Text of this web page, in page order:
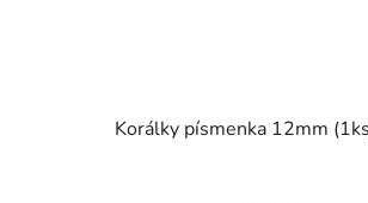
Korálky písmenka 12mm